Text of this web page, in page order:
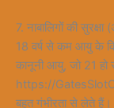
7. नाबालिगों की
18 वर्ष से कम आयु के
कानूनी आयु, जो 21
https://
बहुत गंभीरता से लेते हैं।